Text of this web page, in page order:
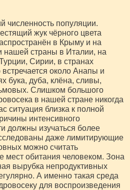
численность популяции.
жук чёрного цвета
в Крыму и на
нашей страны в Италии, на
Сирии, в странах
около Анапы и
бука, дуба, клёна, сливы,
Слишком большого
в нашей стране никогда
ситуация близка к полной
интенсивного
должны изучаться более
даже лимитирующие
можно считать
мест обитания человеком. Зона
вырубка непродуктивных
А именно такая среда
для воспроизведения